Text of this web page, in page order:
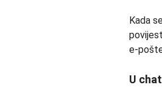
Kada
e-
U